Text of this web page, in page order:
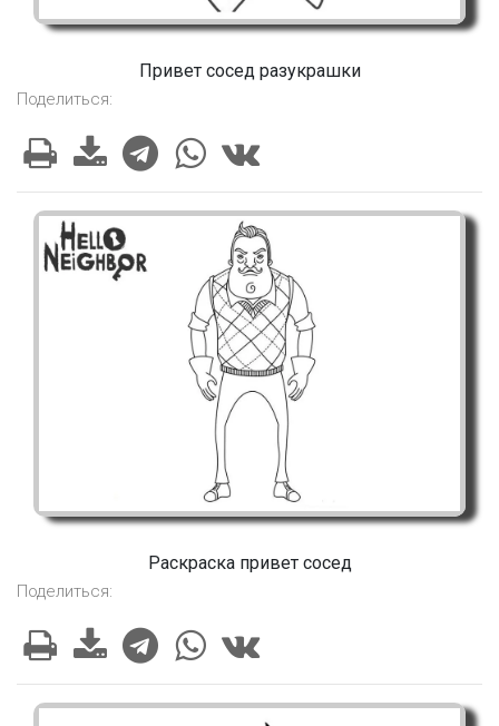
Привет сосед разукрашки
Поделиться:
Раскраска привет сосед
Поделиться: